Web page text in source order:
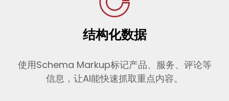
结构化数据
使用Schema Markup标记产品、服务、评论等
信息，让AI能快速抓取重点内容。